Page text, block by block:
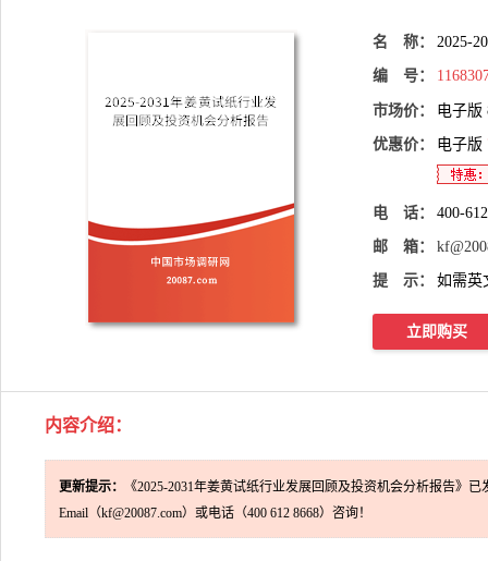
名 称： 2025-
编 号：
市场价： 电子版
优惠价： 电子版
电 话： 400-
邮 箱：
提 示： 如需英
立即购买
内容介绍：
更新提示：
《2025-2031年姜黄试纸行业发展回顾及投资机会分析报告》已
Email（kf@20087.com）或电话（400 612 8668）咨询！